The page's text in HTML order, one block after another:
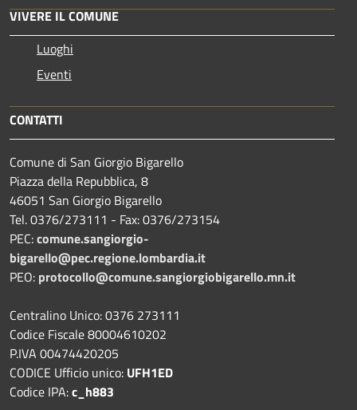
VIVERE IL COMUNE
Luoghi
Eventi
CONTATTI
Comune di San Giorgio Bigarello
Piazza della Repubblica, 8
46051 San Giorgio Bigarello
Tel. 0376/273111 - Fax: 0376/273154
PEC:comune.sangiorgio-
bigarello@pec.regione.lombardia.it
PEO: protocollo@comune.sangiorgiobigarello.mn.it
Centralino Unico: 0376 273111
Codice Fiscale 80004610202
P.IVA 00474420205
CODICE Ufficio unico: UFH1ED
Codice IPA:c_h883